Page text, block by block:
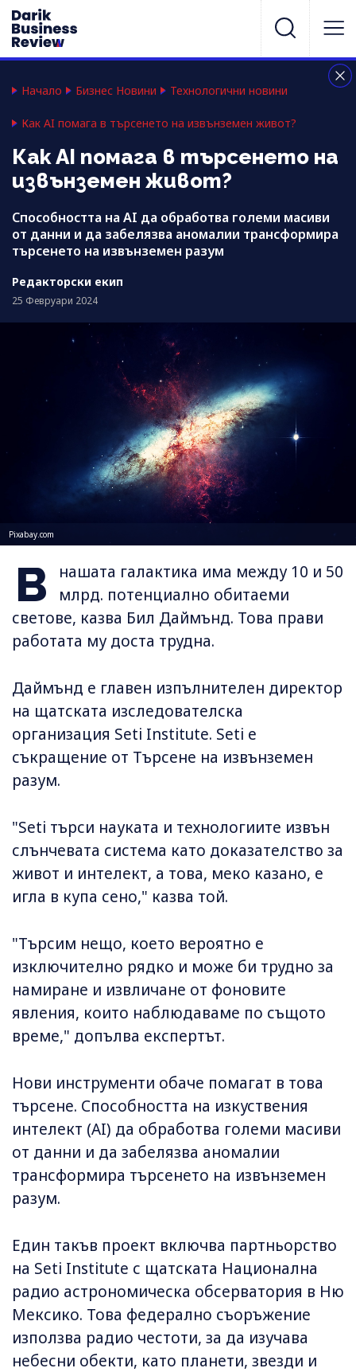
Начало Бизнес Новини Технологични новини
Как AI помага в търсенето на извънземен живот?
Как AI помага в търсенето на
извънземен живот?
Способността на AI да обработва големи масиви
от данни и да забелязва аномалии трансформира
търсенето на извънземен разум
Редакторски екип
25 Февруари 2024
Pixabay.com
В
нашата галактика има между 10 и 50
млрд. потенциално обитаеми
светове, казва Бил Даймънд. Това прави
работата му доста трудна.
Даймънд е главен изпълнителен директор
на щатската изследователска
организация Seti Institute. Seti е
съкращение от Търсене на извънземен
разум.
"Seti търси науката и технологиите извън
слънчевата система като доказателство за
живот и интелект, а това, меко казано, е
игла в купа сено," казва той.
"Търсим нещо, което вероятно е
изключително рядко и може би трудно за
намиране и извличане от фоновите
явления, които наблюдаваме по същото
време," допълва експертът.
Нови инструменти обаче помагат в това
търсене. Способността на изкуствения
интелект (AI) да обработва големи масиви
от данни и да забелязва аномалии
трансформира търсенето на извънземен
разум.
Един такъв проект включва партньорство
на Seti Institute с щатската Национална
радио астрономическа обсерватория в Ню
Мексико. Това федерално съоръжение
използва радио честоти, за да изучава
небесни обекти, като планети, звезди и